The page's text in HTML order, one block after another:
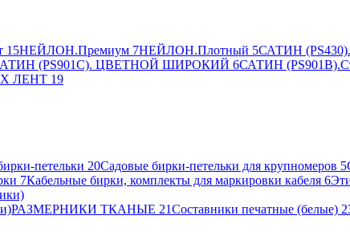
15НЕЙЛОН.Премиум 7НЕЙЛОН.Плотный 5САТИН
(PS901C). ЦВЕТНОЙ ШИРОКИЙ 6САТИН
ЛЕНТ 19
петельки 20Садовые бирки-петельки для крупномеров 5
7Кабельные бирки, комплекты для маркировки кабеля 6
РАЗМЕРНИКИ ТКАНЫЕ 21Составники печатные (белые)